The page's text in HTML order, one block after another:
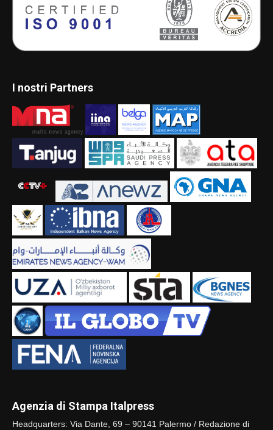
I nostri Partners
Agenzia di Stampa Italpress
Headquarters: Via Dante, 69 – 90141 Palermo / Redazione di